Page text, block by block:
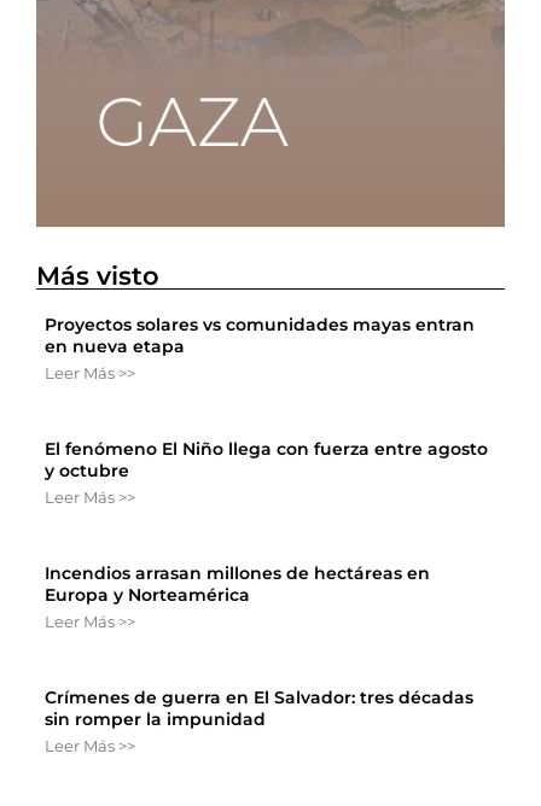
Más visto
Proyectos solares vs comunidades mayas entran
en nueva etapa
Leer Más >>
El fenómeno El Niño llega con fuerza entre agosto
y octubre
Leer Más >>
Incendios arrasan millones de hectáreas en
Europa y Norteamérica
Leer Más >>
Crímenes de guerra en El Salvador: tres décadas
sin romper la impunidad
Leer Más >>